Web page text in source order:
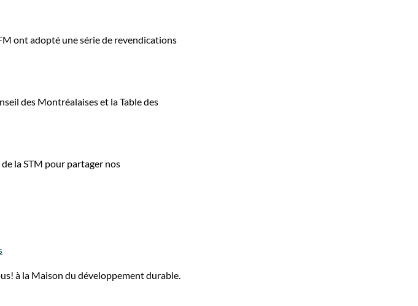
ont adopté une série de revendications
des Montréalaises et la Table des
la STM pour partager nos
à la Maison du développement durable.